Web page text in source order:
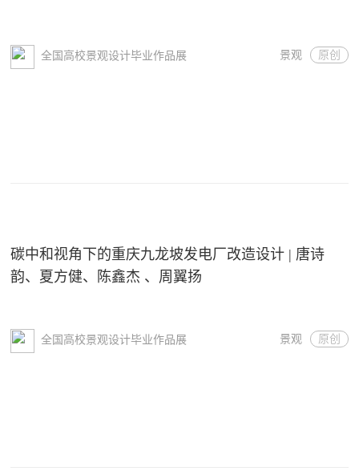
全国高校景观设计毕业作品展 景观 原创
碳中和视角下的重庆九龙坡发电厂改造设计 | 唐诗
韵、夏方健、陈鑫杰 、周翼扬
全国高校景观设计毕业作品展 景观 原创